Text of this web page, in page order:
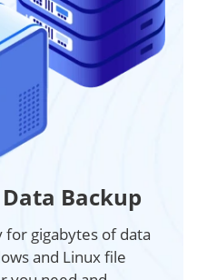
Backup
for gigabytes of data
and Linux file